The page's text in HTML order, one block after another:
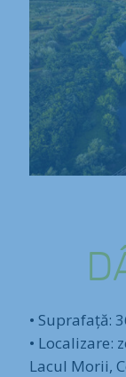
• Suprafață:
• Localizare:
Lacul Morii,